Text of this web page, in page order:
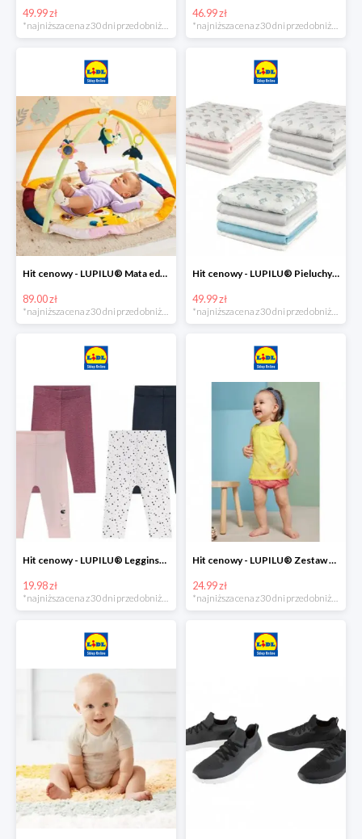
49.99 zł 46.99 zł
Hit cenowy - LUPILU® Mata edukacyjna dla niemowląt, 1 sztuka
89.00 zł
*najniższa cena z 30 dni przed obniżką
Hit cenowy - LUPILU® Pieluchy tetrowe 80x80 cm, z biobawełny, 5 sztuk
49.99 zł
*najniższa cena z 30 dni przed obniżką
Hit cenowy - LUPILU® Legginsy niemowlęce z biobawełną, 2 pary
19.98 zł
Hit cenowy - LUPILU® Zestaw dziecięcy z biobawełny (body + koszulka + spodenki), 1 komplet
24.99 zł